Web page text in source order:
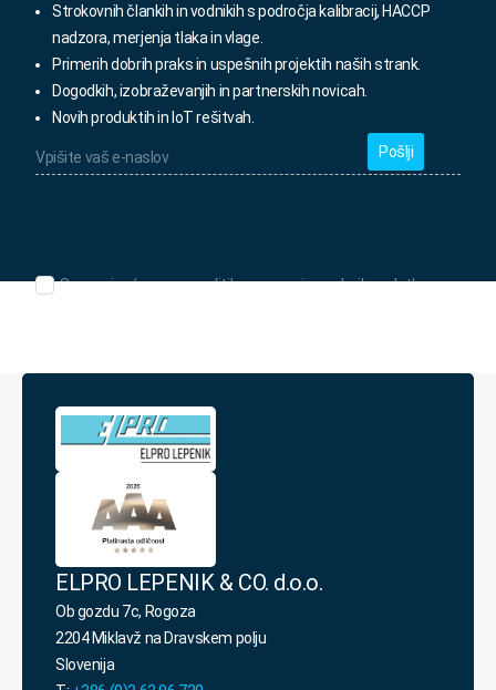
Strokovnih člankih in vodnikih s področja kalibracij, HACCP
nadzora, merjenja tlaka in vlage.
Primerih dobrih praks in uspešnih projektih naših strank.
Dogodkih, izobraževanjih in partnerskih novicah.
Novih produktih in IoT rešitvah.
vaš
e-
Seznanjen/-
politiko
varovanja
podatkov.
Seznanjen/-a sem s politiko varovanja osebnih podatkov.
ELPRO LEPENIK & CO. d.o.o.
Ob gozdu 7c, Rogoza
2204 Miklavž na Dravskem polju
Slovenija